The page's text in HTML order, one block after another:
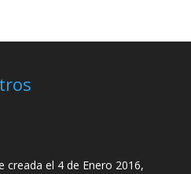
creada el 4 de Enero 2016,